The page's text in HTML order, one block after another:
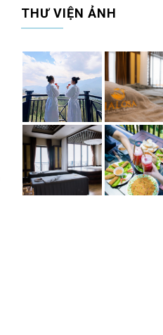
THƯ VIỆN ẢNH